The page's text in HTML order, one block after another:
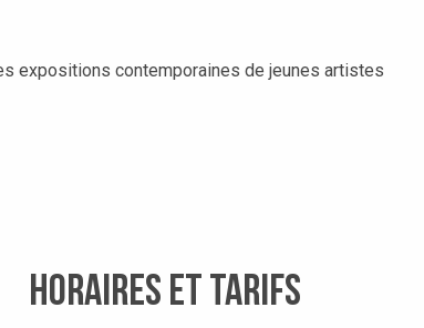
expositions contemporaines de jeunes artistes
HORAIRES ET TARIFS